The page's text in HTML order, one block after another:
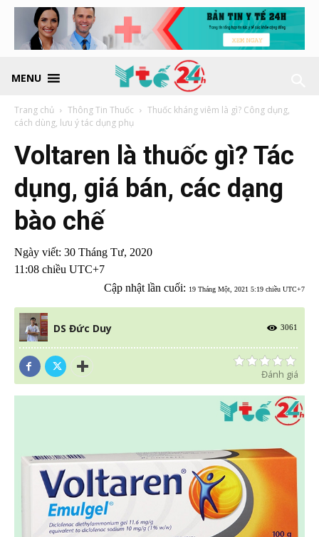
MENU
Trang chủ Thông Tin Thuốc
Thuốc kháng viêm là gì? Công dụng,
cách dùng, lưu ý tác dụng phụ
Voltaren là thuốc gì? Tác
dụng, giá bán, các dạng
bào chế
Ngày viết: 30 Tháng Tư, 2020
11:08 chiều UTC+7
Cập nhật lần cuối: 19 Tháng Một, 2021 5:19 chiều UTC+7
DS Đức Duy 3061
Đánh giá